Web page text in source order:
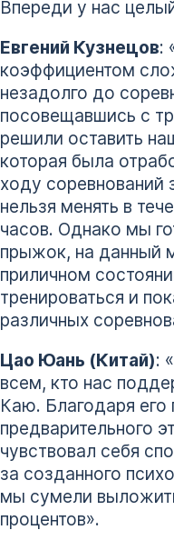
Впереди у нас
Евгений Кузнецов:
коэффициентом
незадолго до
посовещавшись с
решили оставить
которая была
ходу соревнований
нельзя менять в
часов. Однако мы
прыжок, на данный
приличном
тренироваться и
различных
Цао Юань (Китай):
всем, кто нас
Каю. Благодаря
предварительного
чувствовал себя
за созданного
мы сумели
процентов».